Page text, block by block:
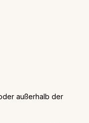
außerhalb der